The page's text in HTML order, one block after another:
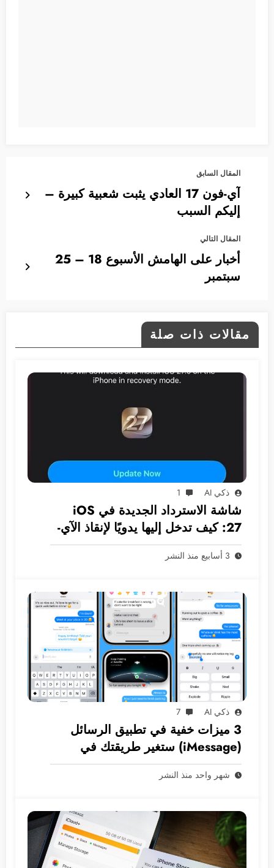
المقال السابق
آي-فون 17 العادي يثبت شعبية كبيرة –
إليكم السبب
المقال التالي
أخبار على الهامش الأسبوع 18 – 25
سبتمبر
مقالات ذات صلة
ذكي AI 1
شاشة الاسترداد الجديدة في iOS
27: كيف تدخل إليها يدويًا لإنقاذ الآي-
فون دون كمبيوتر؟
3 أسابيع منذ النشر
ذكي AI 7
3 ميزات خفية في تطبيق الرسائل
(iMessage) ستغير طريقتك في
المراسلة
شهر واحد منذ النشر